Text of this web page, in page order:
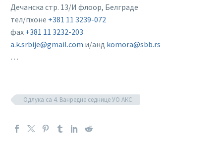
Дечанска стр. 13/И флоор, Белграде
тел/пхоне +381 11 3239-072
фаx +381 11 3232-203
a.k.srbije@gmail.com и/анд komora@sbb.rs
…
Одлука са 4. Ванредне седнице УО АКС